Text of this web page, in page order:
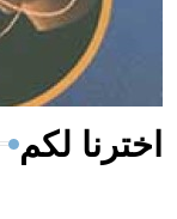
من مادة
أجود أنواعه،
اخترنا لكم